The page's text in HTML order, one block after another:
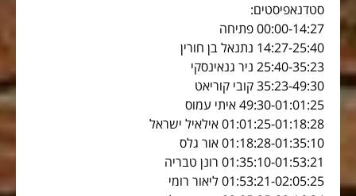
סטדנאפיסטים:
00:00-14:27 פתיחה
14:27-25:40 נתנאל בן חורין
25:40-35:23 ניר גנאינסקי
35:23-49:30 קובי קוריאט
49:30-01:01:25 איתי עמוס
01:01:25-01:18:28 אילאיל ישראל
01:18:28-01:35:10 אור גלס
01:35:10-01:53:21 רונן טבריה
01:53:21-02:05:25 ליאור רומי